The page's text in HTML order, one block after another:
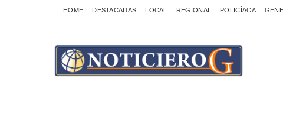
HOME DESTACADAS LOCAL REGIONAL POLICÍACA